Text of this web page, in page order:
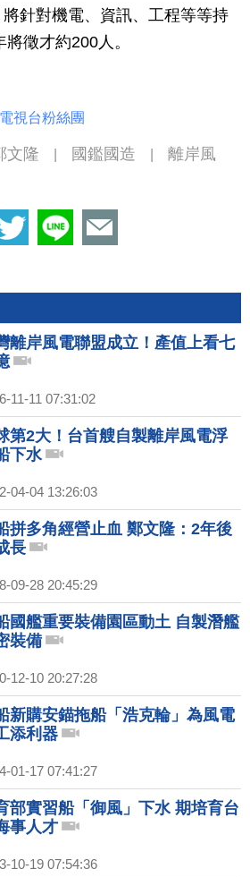
針對機電、資訊、工程等等持
徵才約200人。
視台粉絲團
文隆 國鑑國造
離岸風
離岸風電聯盟成立！產值上看七
11-11 07:31:02
第2大！台首艘自製離岸風電浮
下水
04-04 13:26:03
拼多角經營止血 鄭文隆：2年後
長
09-28 20:45:29
國艦重要裝備園區動土 自製潛艦
裝備
12-10 20:27:28
新購安錨拖船「浩克輪」為風電
添利器
01-17 07:41:27
部實習船「御風」下水 期培育台
事人才
10-19 07:54:36